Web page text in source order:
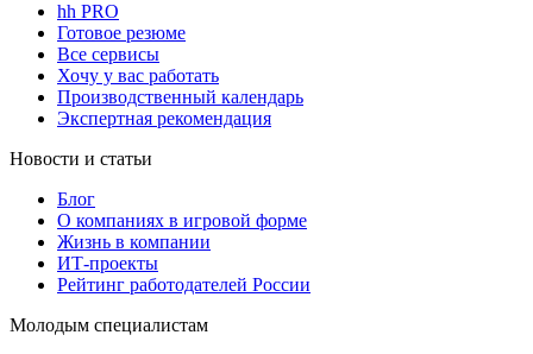
hh PRO
Готовое резюме
Все сервисы
Хочу у вас работать
Производственный календарь
Экспертная рекомендация
Новости и статьи
Блог
О компаниях в игровой форме
Жизнь в компании
ИТ-проекты
Рейтинг работодателей России
Молодым специалистам